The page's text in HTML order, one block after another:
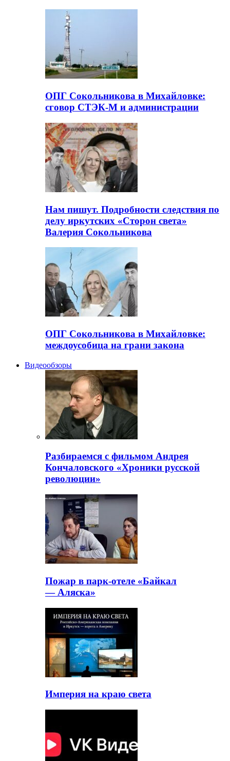
ОПГ Сокольникова в Михайловке:
сговор СТЭК-М и администрации
Нам пишут. Подробности следствия по
делу иркутских «Сторон света»
Валерия Сокольникова
ОПГ Сокольникова в Михайловке:
междоусобица на грани закона
Видеообзоры
Разбираемся с фильмом Андрея
Кончаловского «Хроники русской
революции»
Пожар в парк-отеле «Байкал
— Аляска»
Империя на краю света